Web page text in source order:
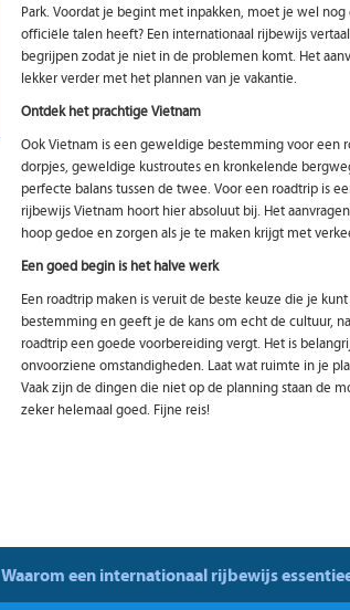
Park. Voordat je begint met inpakken, moet je wel nog
officiële talen heeft? Een internationaal rijbewijs
begrijpen zodat je niet in de problemen komt. Het
lekker verder met het plannen van je vakantie.
Ontdek het prachtige Vietnam
Ook Vietnam is een geweldige bestemming voor een
dorpjes, geweldige kustroutes en kronkelende
perfecte balans tussen de twee. Voor een roadtrip is
rijbewijs Vietnam hoort hier absoluut bij. Het
hoop gedoe en zorgen als je te maken krijgt met
Een goed begin is het halve werk
Een roadtrip maken is veruit de beste keuze die je
bestemming en geeft je de kans om echt de cultuur,
roadtrip een goede voorbereiding vergt. Het is
onvoorziene omstandigheden. Laat wat ruimte in je
Vaak zijn de dingen die niet op de planning staan de
zeker helemaal goed. Fijne reis!
Waarom een internationaal rijbewijs